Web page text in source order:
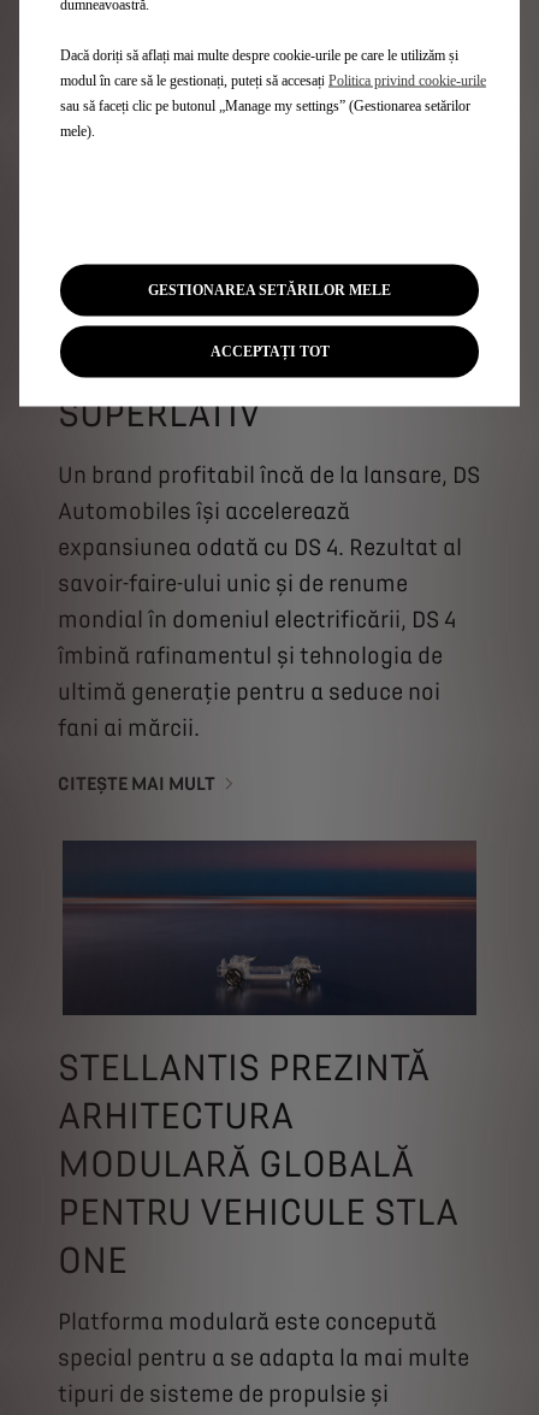
DS 4: RAFINAMENT LA
SUPERLATIV
Un brand profitabil încă de la lansare, DS
Automobiles își accelerează
expansiunea odată cu DS 4. Rezultat al
savoir-faire-ului unic și de renume
mondial în domeniul electrificării, DS 4
îmbină rafinamentul și tehnologia de
ultimă generație pentru a seduce noi
fani ai mărcii.
CITEȘTE MAI MULT
STELLANTIS PREZINTĂ
ARHITECTURA
MODULARĂ GLOBALĂ
PENTRU VEHICULE STLA
ONE
Platforma modulară este concepută
special pentru a se adapta la mai multe
tipuri de sisteme de propulsie și
dumneavoastră.
Dacă doriți să aflați mai multe despre cookie-urile pe care le utilizăm și
modul în care să le gestionați, puteți să accesați Politica privind cookie-urile
sau să faceți clic pe butonul „Manage my settings” (Gestionarea setărilor
mele).
GESTIONAREA SETĂRILOR MELE
ACCEPTAȚI TOT